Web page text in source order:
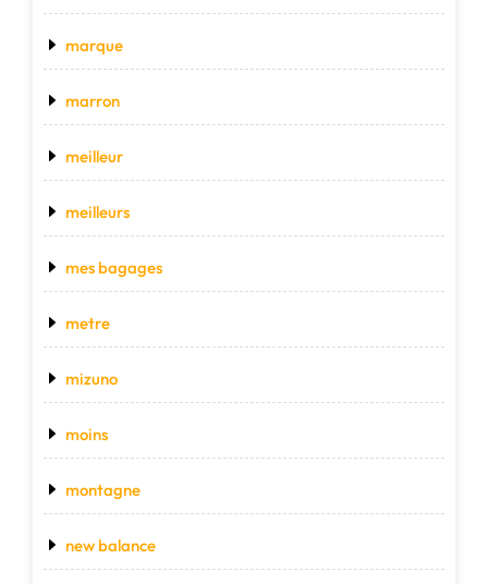
marque
marron
meilleur
meilleurs
mes bagages
metre
mizuno
moins
montagne
new balance